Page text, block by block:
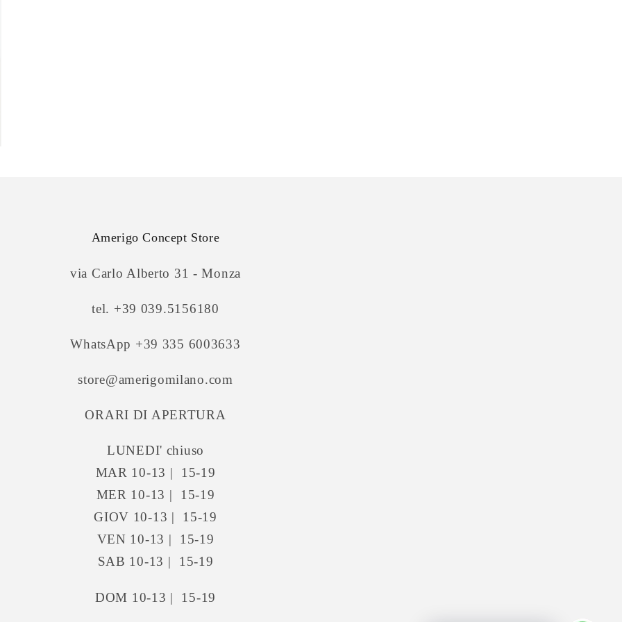
Amerigo Concept Store
via Carlo Alberto 31 - Monza
tel. +39 039.5156180
WhatsApp +39 335 6003633
store@amerigomilano.com
ORARI DI APERTURA
LUNEDI' chiuso
MAR 10-13 | 15-19
MER 10-13 | 15-19
GIOV 10-13 | 15-19
VEN 10-13 | 15-19
SAB 10-13 | 15-19
DOM 10-13 | 15-19